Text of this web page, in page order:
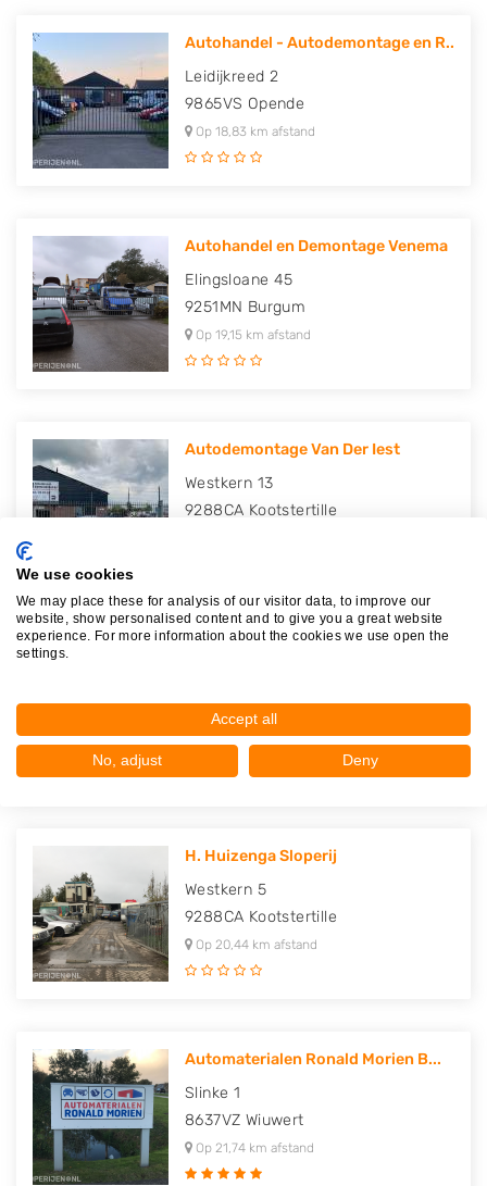
Autohandel - Autodemontage en R..
Leidijkreed 2
9865VS Opende
Op 18,83 km afstand
Autohandel en Demontage Venema
Elingsloane 45
9251MN Burgum
Op 19,15 km afstand
Autodemontage Van Der Iest
Westkern 13
9288CA Kootstertille
9231DX Surhuisterveen
Op 20,32 km afstand
H. Huizenga Sloperij
Westkern 5
9288CA Kootstertille
Op 20,44 km afstand
Automaterialen Ronald Morien B...
Slinke 1
8637VZ Wiuwert
Op 21,74 km afstand
We use cookies
We may place these for analysis of our visitor data, to improve our
website, show personalised content and to give you a great website
experience. For more information about the cookies we use open the
settings.
Accept all
No, adjust Deny